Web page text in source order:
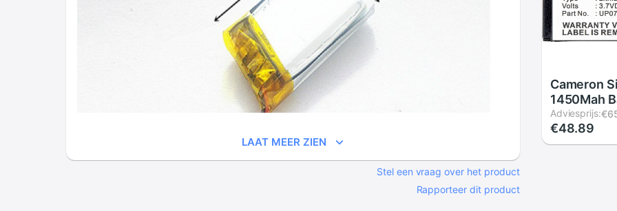
LAAT MEER ZIEN
Stel een vraag over het product
Rapporteer dit product
Cameron
1450Mah
Smart
Adviesprijs:
€48.89